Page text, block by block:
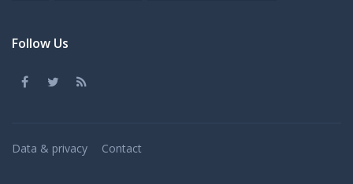
Follow Us
Data & privacy Contact